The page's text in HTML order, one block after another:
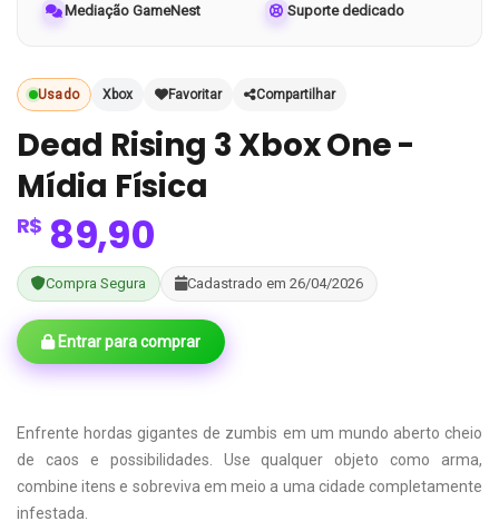
Mediação GameNest Suporte dedicado
Usado Xbox Favoritar Compartilhar
Dead Rising 3 Xbox One -
Mídia Física
R$ 89,90
Compra Segura Cadastrado em 26/04/2026
Entrar para comprar
Enfrente hordas gigantes de zumbis em um mundo aberto cheio
de caos e possibilidades. Use qualquer objeto como arma,
combine itens e sobreviva em meio a uma cidade completamente
infestada.